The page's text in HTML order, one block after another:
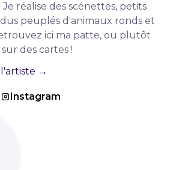
réalise des scénettes, petits
peuplés d'animaux ronds et
ici ma patte, ou plutôt
des cartes !
→
Instagram